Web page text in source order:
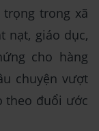
trong xã
nạt, giáo dục,
cho hàng
chuyện vượt
theo đuổi ước